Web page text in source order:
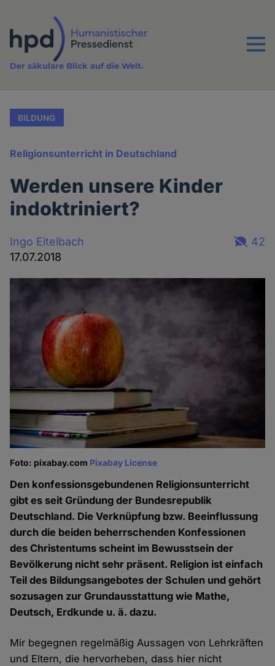
Inhalt
Menu
Der säkulare Blick auf die Welt.
BILDUNG
Religionsunterricht in Deutschland
Werden unsere Kinder
indoktriniert?
Ingo Eitelbach
17.07.2018
42
Foto: pixabay.com Pixabay License
Den konfessionsgebundenen Religionsunterricht
gibt es seit Gründung der Bundesrepublik
Deutschland. Die Verknüpfung bzw. Beeinflussung
durch die beiden beherrschenden Konfessionen
des Christentums scheint im Bewusstsein der
Bevölkerung nicht sehr präsent. Religion ist einfach
Teil des Bildungsangebotes der Schulen und gehört
sozusagen zur Grundausstattung wie Mathe,
Deutsch, Erdkunde u. ä. dazu.
Mir begegnen regelmäßig Aussagen von Lehrkräften
und Eltern, die hervorheben, dass hier nicht